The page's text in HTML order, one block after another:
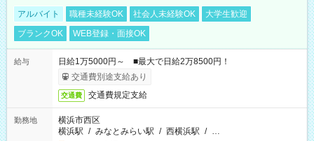
アルバイト 職種未経験OK 社会人未経験OK
大学生歓迎
ブランクOK
WEB登録・面接OK
給与
日給1万5000円～ ■最大で日給2万8500円！
交通費別途支給あり
交通費 交通費規定支給
勤務地
横浜市西区
横浜駅 / みなとみらい駅 / 西横浜駅 / …